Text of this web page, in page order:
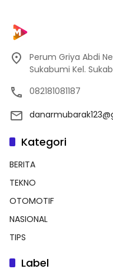
Perum Griya Abdi
Sukabumi Kel.
082181081187
Kategori
BERITA
TEKNO
OTOMOTIF
NASIONAL
TIPS
Label